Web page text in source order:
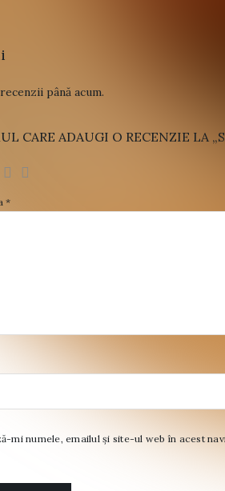
până acum.
CARE ADAUGI O RECENZIE LA
*
mi numele, emailul și site-ul web în acest